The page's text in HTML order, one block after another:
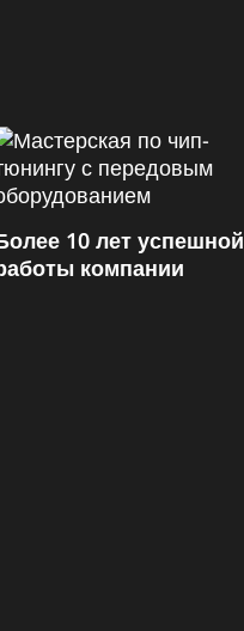
10 лет успешной
компании